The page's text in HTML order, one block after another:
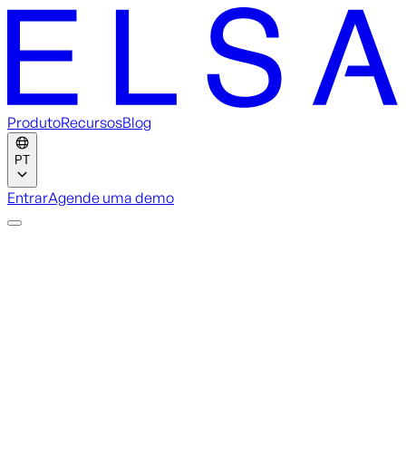
ProdutoRecursosBlog
PT
EntrarAgende uma demo